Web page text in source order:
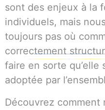
sont des enjeux à la
individuels, mais
toujours pas où
correctement
faire en sorte qu’elle
adoptée par
Découvrez comment